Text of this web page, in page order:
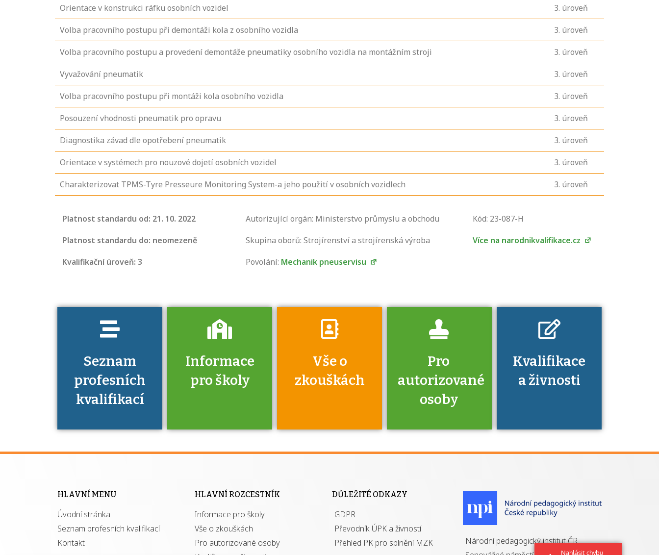
Nahlásit chybu
Orientace v konstrukci ráfku osobních vozidel 3. úroveň
Volba pracovního postupu při demontáži kola z osobního vozidla 3. úroveň
Volba pracovního postupu a provedení demontáže pneumatiky osobního vozidla na montážním stroji 3. úroveň
Vyvažování pneumatik 3. úroveň
Volba pracovního postupu při montáži kola osobního vozidla 3. úroveň
Posouzení vhodnosti pneumatik pro opravu 3. úroveň
Diagnostika závad dle opotřebení pneumatik 3. úroveň
Orientace v systémech pro nouzové dojetí osobních vozidel 3. úroveň
Charakterizovat TPMS-Tyre Presseure Monitoring System-a jeho použití v osobních vozidlech 3. úroveň
Platnost standardu od: 21. 10. 2022
Platnost standardu do: neomezeně
Kvalifikační úroveň: 3
Autorizující orgán: Ministerstvo průmyslu a obchodu
Skupina oborů: Strojírenství a strojírenská výroba
Povolání: Mechanik pneuservisu
Kód: 23-087-H
Více na narodnikvalifikace.cz
Seznam
profesních
kvalifikací
seznam
kvalifikací. Víte,
musíte pro danou
Informace
pro školy
Víte, že jako škola
kvalifikací jisté
získávání
autorizací?
Vše o
zkouškách
Zjistěte, jak se
zkoušce a kde
o tom, kdo vás
Pro
autorizované
osoby
výhody má získání
Kvalifikace
a živnosti
U řady živností je
Pro které toto
HLAVNÍ MENU
Úvodní stránka
Seznam profesních kvalifikací
Kontakt
HLAVNÍ ROZCESTNÍK
Informace pro školy
Vše o zkouškách
Pro autorizované osoby
DŮLEŽITÉ ODKAZY
GDPR
Převodník ÚPK a živností
Přehled PK pro splnění MZK
Národní pedagogický institut ČR